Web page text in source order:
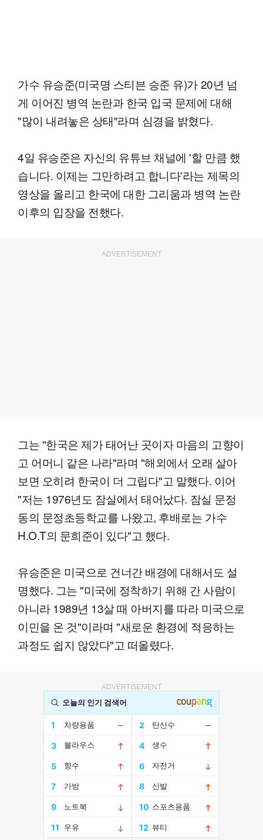
가수 유승준(미국명 스티븐 승준 유)가 20년 넘
게 이어진 병역 논란과 한국 입국 문제에 대해
"많이 내려놓은 상태"라며 심경을 밝혔다.
4일 유승준은 자신의 유튜브 채널에 '할 만큼 했
습니다. 이제는 그만하려고 합니다'라는 제목의
영상을 올리고 한국에 대한 그리움과 병역 논란
이후의 입장을 전했다.
ADVERTISEMENT
그는 "한국은 제가 태어난 곳이자 마음의 고향이
고 어머니 같은 나라"라며 "해외에서 오래 살아
보면 오히려 한국이 더 그립다"고 말했다. 이어
"저는 1976년도 잠실에서 태어났다. 잠실 문정
동의 문정초등학교를 나왔고, 후배로는 가수
H.O.T의 문희준이 있다"고 했다.
유승준은 미국으로 건너간 배경에 대해서도 설
명했다. 그는 "미국에 정착하기 위해 간 사람이
아니라 1989년 13살 때 아버지를 따라 미국으로
이민을 온 것"이라며 "새로운 환경에 적응하는
과정도 쉽지 않았다"고 떠올렸다.
ADVERTISEMENT